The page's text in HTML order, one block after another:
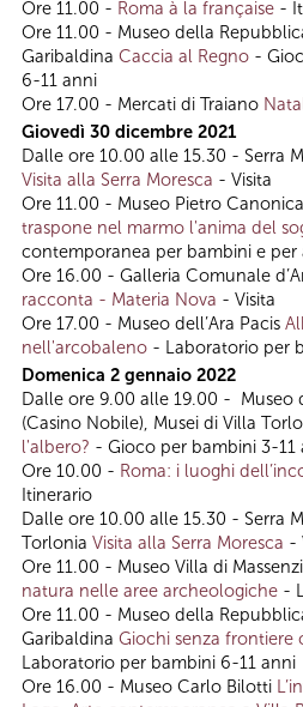
Ore 11.00 - Roma à la française -
Ore 11.00 - Museo della
Garibaldina Caccia al Regno -
6-11 anni
Ore 17.00 - Mercati di Traiano
Giovedì 30 dicembre 2021
Dalle ore 10.00 alle 15.30 - Serra
Visita alla Serra Moresca - Visita
Ore 11.00 - Museo Pietro Canonica
traspone nel marmo l'anima del
contemporanea per bambini e
Ore 16.00 - Galleria Comunale
racconta - Materia Nova - Visita
Ore 17.00 - Museo dell’Ara Pacis
nell'arcobaleno - Laboratorio per
Domenica 2 gennaio 2022
Dalle ore 9.00 alle 19.00 - Museo
(Casino Nobile), Musei di Villa
l'albero? - Gioco per bambini 3-11
Ore 10.00 - Roma: i luoghi
Itinerario
Dalle ore 10.00 alle 15.30 - Serra
Torlonia Visita alla Serra Moresca -
Ore 11.00 - Museo Villa di
natura nelle aree archeologiche -
Ore 11.00 - Museo della
Garibaldina Giochi senza frontiere
Laboratorio per bambini 6-11 anni
Ore 16.00 - Museo Carlo Bilotti